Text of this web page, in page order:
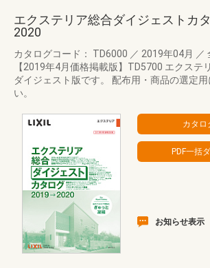
エクステリア総合ダイジェストカ
2020
カタログコード： TD6000 ／ 2019年04月 ／
【2019年4月価格掲載版】TD5700 エクステ
ダイジェスト版です。 配布用・商品の選定
い。
お知らせ表示